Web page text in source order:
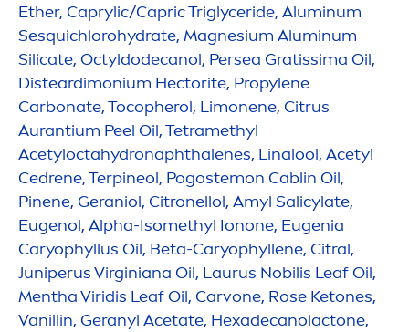
Ether, Caprylic/Capric Triglyceride, Aluminum
Sesquichlorohydrate, Magnesium Aluminum
Silicate, Octyldodecanol, Persea Gratissima Oil,
Disteardimonium Hectorite, Propylene
Carbonate, Tocopherol, Limonene, Citrus
Aurantium Peel Oil, Tetramethyl
Acetyloctahydronaphthalenes, Linalool, Acetyl
Cedrene, Terpineol, Pogostemon Cablin Oil,
Pinene, Geraniol, Citronellol, Amyl Salicylate,
Eugenol, Alpha-Isomethyl Ionone, Eugenia
Caryophyllus Oil, Beta-Caryophyllene, Citral,
Juniperus Virginiana Oil, Laurus Nobilis Leaf Oil,
Mentha Viridis Leaf Oil, Carvone, Rose Ketones,
Vanillin, Geranyl Acetate, Hexadecanolactone,